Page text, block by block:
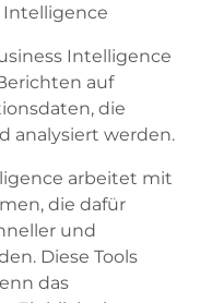
Intelligence
Intelligence
auf
die
analysiert werden.
arbeitet mit
die dafür
und
Diese Tools
das